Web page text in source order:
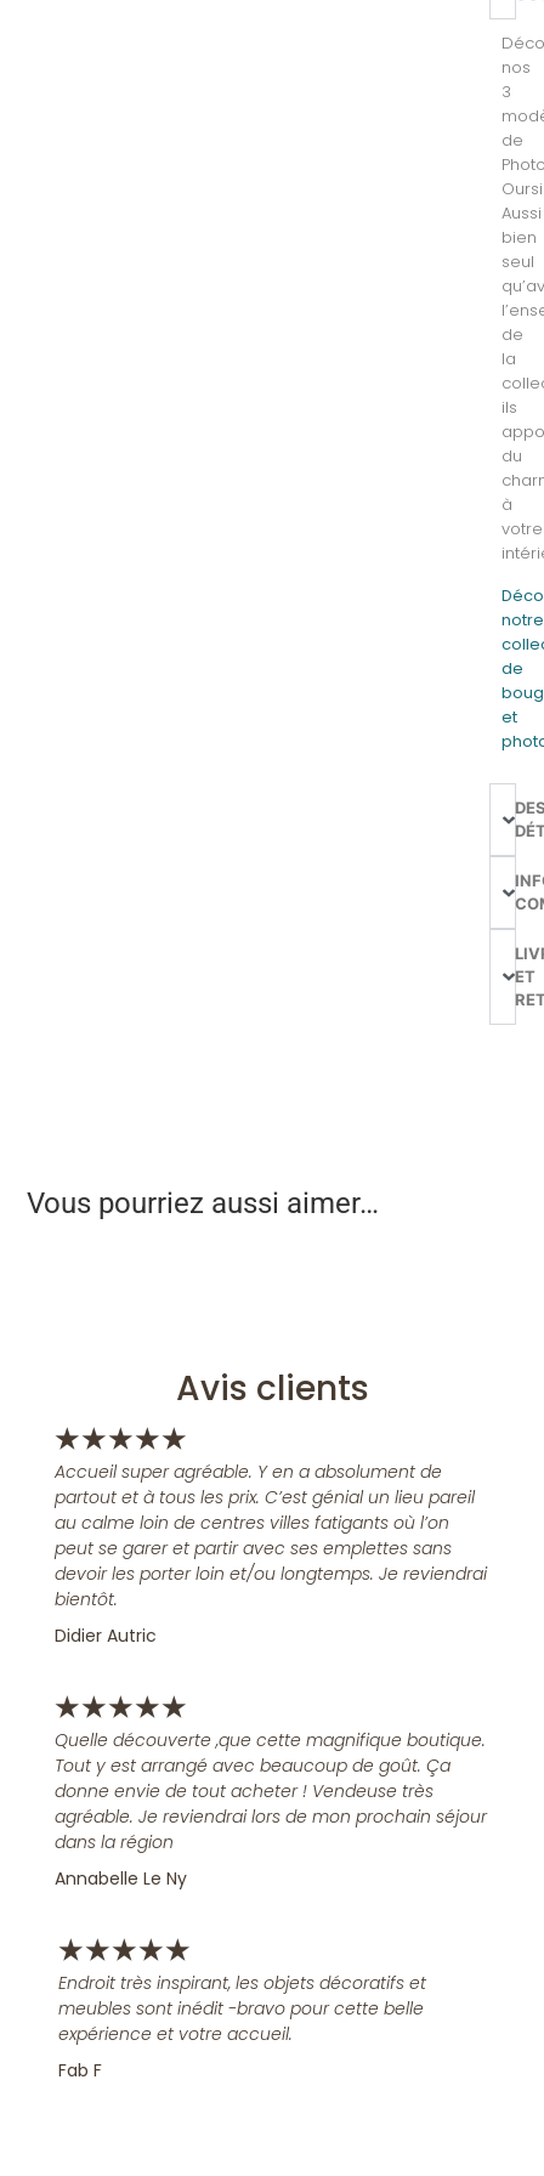
nos
3
de
Aussi
bien
seul
de
la
ils
du
à
votre
notre
de
et
ET
Vous pourriez aussi aimer…
Avis clients
★★★★★
Accueil super agréable. Y en a absolument de
partout et à tous les prix. C’est génial un lieu pareil
au calme loin de centres villes fatigants où l’on
peut se garer et partir avec ses emplettes sans
devoir les porter loin et/ou longtemps. Je reviendrai
bientôt.
Didier Autric
★★★★★
Quelle découverte ,que cette magnifique boutique.
Tout y est arrangé avec beaucoup de goût. Ça
donne envie de tout acheter ! Vendeuse très
agréable. Je reviendrai lors de mon prochain séjour
dans la région
Annabelle Le Ny
★★★★★
Endroit très inspirant, les objets décoratifs et
meubles sont inédit -bravo pour cette belle
expérience et votre accueil.
Fab F